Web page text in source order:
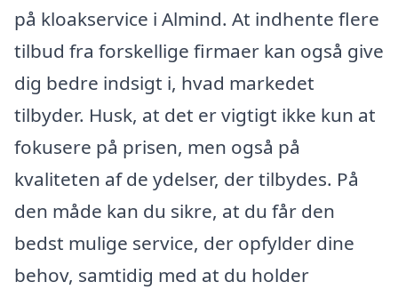
på kloakservice i Almind. At indhente flere
tilbud fra forskellige firmaer kan også give
dig bedre indsigt i, hvad markedet
tilbyder. Husk, at det er vigtigt ikke kun at
fokusere på prisen, men også på
kvaliteten af de ydelser, der tilbydes. På
den måde kan du sikre, at du får den
bedst mulige service, der opfylder dine
behov, samtidig med at du holder